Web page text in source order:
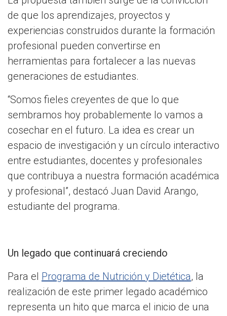
de que los aprendizajes, proyectos y
experiencias construidos durante la formación
profesional pueden convertirse en
herramientas para fortalecer a las nuevas
generaciones de estudiantes.
“Somos fieles creyentes de que lo que
sembramos hoy probablemente lo vamos a
cosechar en el futuro. La idea es crear un
espacio de investigación y un círculo interactivo
entre estudiantes, docentes y profesionales
que contribuya a nuestra formación académica
y profesional”, destacó Juan David Arango,
estudiante del programa.
Un legado que continuará creciendo
Para el Programa de Nutrición y Dietética, la
realización de este primer legado académico
representa un hito que marca el inicio de una